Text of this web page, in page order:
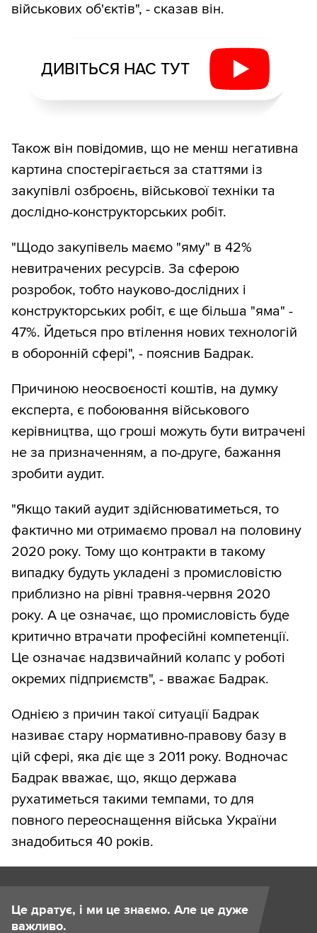
військових об'єктів", - сказав він.
ДИВІТЬСЯ НАС ТУТ
Також він повідомив, що не менш негативна
картина спостерігається за статтями із
закупівлі озброєнь, військової техніки та
дослідно-конструкторських робіт.
"Щодо закупівель маємо "яму" в 42%
невитрачених ресурсів. За сферою
розробок, тобто науково-дослідних і
конструкторських робіт, є ще більша "яма" -
47%. Йдеться про втілення нових технологій
в оборонній сфері", - пояснив Бадрак.
Причиною неосвоєності коштів, на думку
експерта, є побоювання військового
керівництва, що гроші можуть бути витрачені
не за призначенням, а по-друге, бажання
зробити аудит.
"Якщо такий аудит здійснюватиметься, то
фактично ми отримаємо провал на половину
2020 року. Тому що контракти в такому
випадку будуть укладені з промисловістю
приблизно на рівні травня-червня 2020
року. А це означає, що промисловість буде
критично втрачати професійні компетенції.
Це означає надзвичайний колапс у роботі
окремих підприємств", - вважає Бадрак.
Однією з причин такої ситуації Бадрак
називає стару нормативно-правову базу в
цій сфері, яка діє ще з 2011 року. Водночас
Бадрак вважає, що, якщо держава
рухатиметься такими темпами, то для
повного переоснащення війська України
знадобиться 40 років.
Це дратує, і ми це знаємо. Але це дуже
важливо.